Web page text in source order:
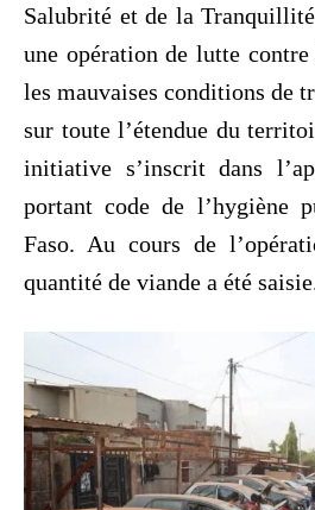
Salubrité et de la
une opération de lutte
les mauvaises conditions de
sur toute l’étendue du
initiative s’inscrit dans
portant code de l’hygiène
Faso. Au cours de
quantité de viande a été